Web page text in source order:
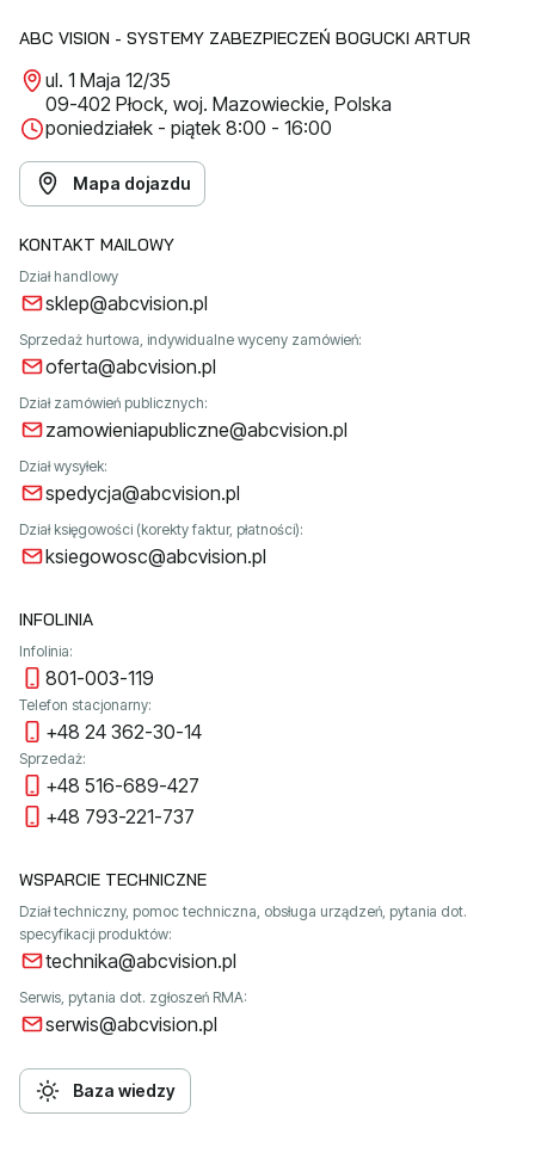
ABC VISION - SYSTEMY ZABEZPIECZEŃ BOGUCKI ARTUR
ul. 1 Maja 12/35
09-402 Płock, woj. Mazowieckie, Polska
poniedziałek - piątek 8:00 - 16:00
Mapa dojazdu
KONTAKT MAILOWY
Dział handlowy
sklep@abcvision.pl
Sprzedaż hurtowa, indywidualne wyceny zamówień:
oferta@abcvision.pl
Dział zamówień publicznych:
zamowieniapubliczne@abcvision.pl
Dział wysyłek:
spedycja@abcvision.pl
Dział księgowości (korekty faktur, płatności):
ksiegowosc@abcvision.pl
INFOLINIA
Infolinia:
801-003-119
Telefon stacjonarny:
+48 24 362-30-14
Sprzedaż:
+48 516-689-427
+48 793-221-737
WSPARCIE TECHNICZNE
Dział techniczny, pomoc techniczna, obsługa urządzeń, pytania dot.
specyfikacji produktów:
technika@abcvision.pl
Serwis, pytania dot. zgłoszeń RMA:
serwis@abcvision.pl
Baza wiedzy